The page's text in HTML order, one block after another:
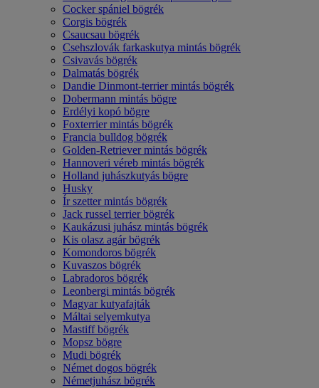
Cocker spániel bögrék
Corgis bögrék
Csaucsau bögrék
Csehszlovák farkaskutya mintás bögrék
Csivavás bögrék
Dalmatás bögrék
Dandie Dinmont-terrier mintás bögrék
Dobermann mintás bögre
Erdélyi kopó bögre
Foxterrier mintás bögrék
Francia bulldog bögrék
Golden-Retriever mintás bögrék
Hannoveri véreb mintás bögrék
Holland juhászkutyás bögre
Husky
Ír szetter mintás bögrék
Jack russel terrier bögrék
Kaukázusi juhász mintás bögrék
Kis olasz agár bögrék
Komondoros bögrék
Kuvaszos bögrék
Labradoros bögrék
Leonbergi mintás bögrék
Magyar kutyafajták
Máltai selyemkutya
Mastiff bögrék
Mopsz bögre
Mudi bögrék
Német dogos bögrék
Németjuhász bögrék